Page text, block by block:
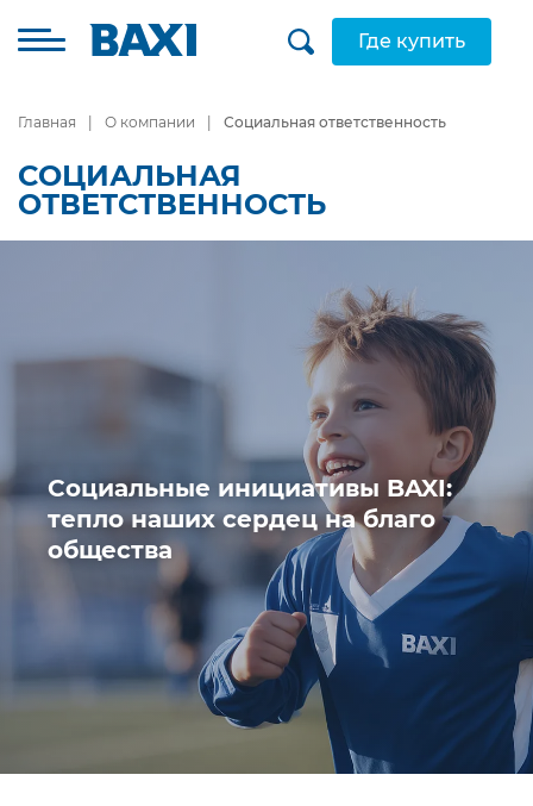
Где купить
Главная О компании Социальная ответственность
СОЦИАЛЬНАЯ
ОТВЕТСТВЕННОСТЬ
Социальные инициативы BAXI:
тепло наших сердец на благо
общества